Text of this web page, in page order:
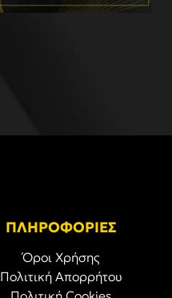
ΠΛΗΡΟΦΟΡΙΕΣ
Όροι Χρήσης
Πολιτική Απορρήτου